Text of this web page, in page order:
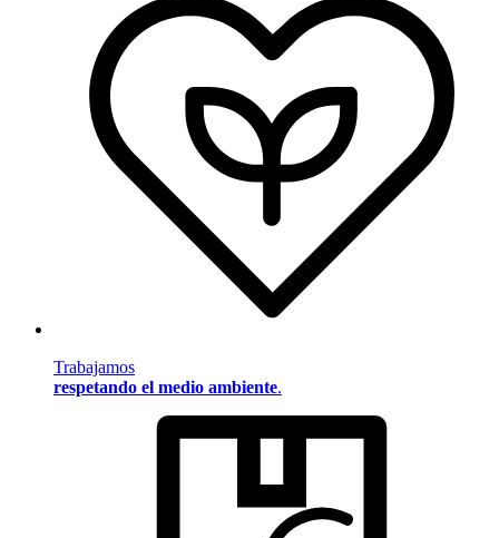
Trabajamos
respetando el medio ambiente.